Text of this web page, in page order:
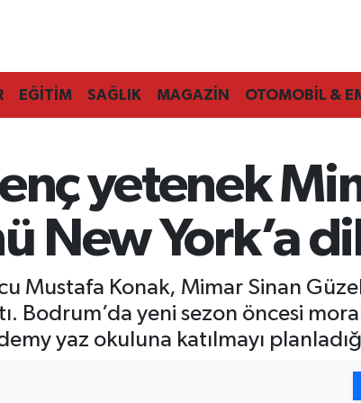
EĞİTİM SAĞLIK MAGAZİN OTOMOBİL &
yetenek
New York’a
Mustafa Konak, Mimar Sinan
Bodrum’da yeni sezon öncesi
yaz okuluna katılmayı